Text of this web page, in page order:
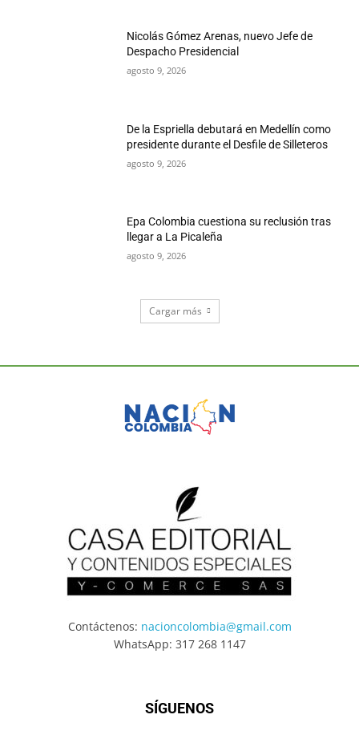
Nicolás Gómez Arenas, nuevo Jefe de
Despacho Presidencial
agosto 9, 2026
De la Espriella debutará en Medellín como
presidente durante el Desfile de Silleteros
agosto 9, 2026
Epa Colombia cuestiona su reclusión tras
llegar a La Picaleña
agosto 9, 2026
Cargar más
Contáctenos: nacioncolombia@gmail.com
WhatsApp: 317 268 1147
SÍGUENOS